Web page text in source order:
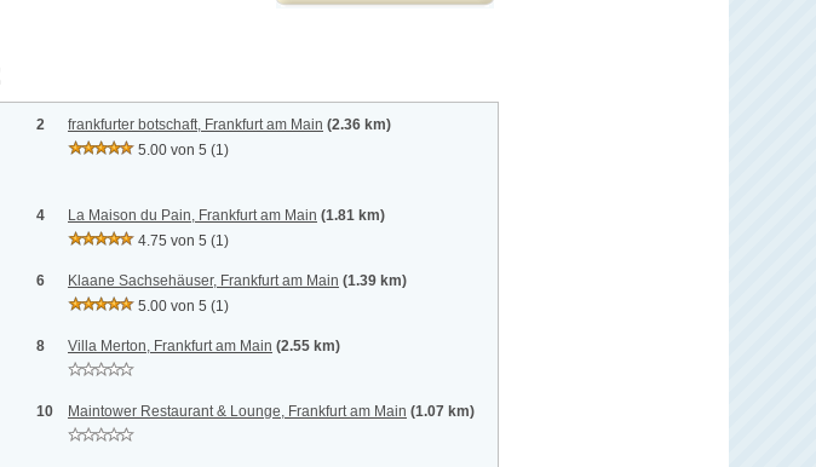
2 frankfurter botschaft, Frankfurt am Main (2.36 km)
5.00 von 5 (1)
4 La Maison du Pain, Frankfurt am Main (1.81 km)
4.75 von 5 (1)
6 Klaane Sachsehäuser, Frankfurt am Main (1.39 km)
5.00 von 5 (1)
8 Villa Merton, Frankfurt am Main (2.55 km)
10 Maintower Restaurant & Lounge, Frankfurt am Main (1.07 km)